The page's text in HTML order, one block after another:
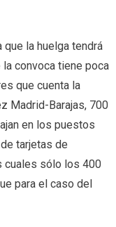
la huelga tendrá
convoca tiene poca
que cuenta la
Madrid-Barajas, 700
en los puestos
tarjetas de
cuales sólo los 400
para el caso del